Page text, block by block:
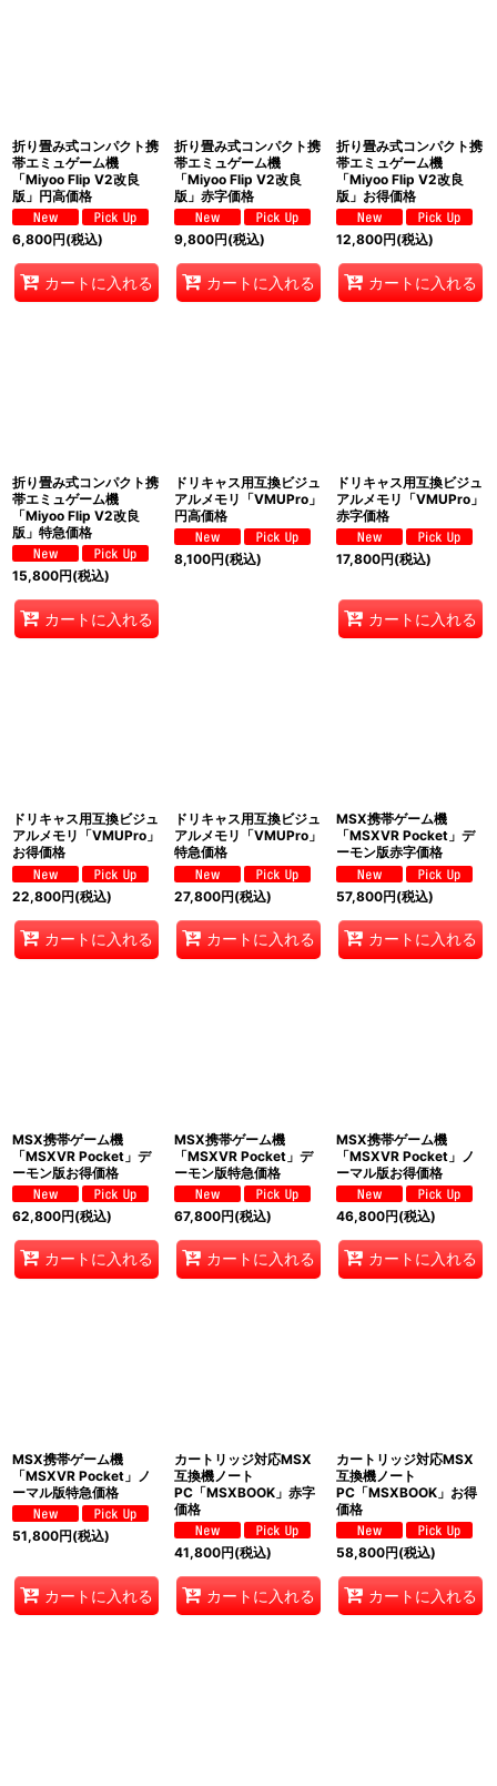
折り畳み式コンパクト携
帯エミュゲーム機
「Miyoo Flip V2改良
版」円高価格
6,800円(税込)
カートに入れる
折り畳み式コンパクト携
帯エミュゲーム機
「Miyoo Flip V2改良
版」赤字価格
9,800円(税込)
カートに入れる
折り畳み式コンパクト携
帯エミュゲーム機
「Miyoo Flip V2改良
版」お得価格
12,800円(税込)
カートに入れる
折り畳み式コンパクト携
帯エミュゲーム機
「Miyoo Flip V2改良
版」特急価格
15,800円(税込)
カートに入れる
ドリキャス用互換ビジュ
アルメモリ「VMUPro」
円高価格
8,100円(税込)
ドリキャス用互換ビジュ
アルメモリ「VMUPro」
赤字価格
17,800円(税込)
カートに入れる
ドリキャス用互換ビジュ
アルメモリ「VMUPro」
お得価格
22,800円(税込)
カートに入れる
ドリキャス用互換ビジュ
アルメモリ「VMUPro」
特急価格
27,800円(税込)
カートに入れる
MSX携帯ゲーム機
「MSXVR Pocket」デ
ーモン版赤字価格
57,800円(税込)
カートに入れる
MSX携帯ゲーム機
「MSXVR Pocket」デ
ーモン版お得価格
62,800円(税込)
カートに入れる
MSX携帯ゲーム機
「MSXVR Pocket」デ
ーモン版特急価格
67,800円(税込)
カートに入れる
MSX携帯ゲーム機
「MSXVR Pocket」ノ
ーマル版お得価格
46,800円(税込)
カートに入れる
MSX携帯ゲーム機
「MSXVR Pocket」ノ
ーマル版特急価格
51,800円(税込)
カートに入れる
カートリッジ対応MSX
互換機ノート
PC「MSXBOOK」赤字
価格
41,800円(税込)
カートに入れる
カートリッジ対応MSX
互換機ノート
PC「MSXBOOK」お得
価格
58,800円(税込)
カートに入れる